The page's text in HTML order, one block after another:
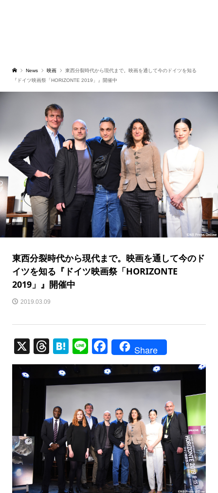
News 映画
東西分裂時代から現代まで。映画を通して今のドイツを知る
『ドイツ映画祭「HORIZONTE 2019」』開催中
東西分裂時代から現代まで。映画を通して今のド
イツを知る『ドイツ映画祭「HORIZONTE
2019」』開催中
2019.03.09
X
T
hr
a
d
s
H
at
n
a
Li
n
F
a
c
e
b
o
o
k
Share